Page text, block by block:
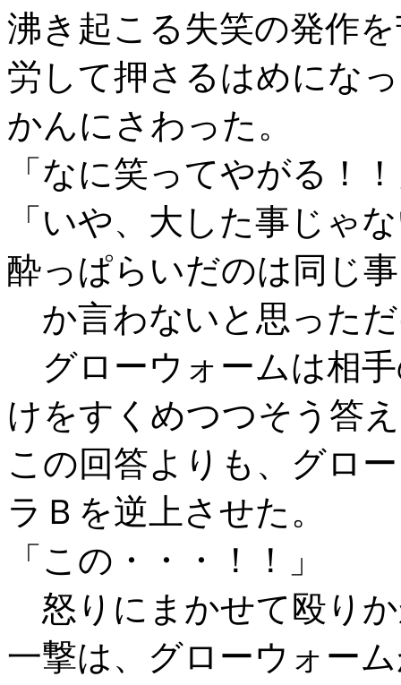
沸き起こる失笑の発作
労して押さるはめにな
かんにさわった。
「なに笑ってやがる！
「いや、大した事じゃ
酔っぱらいだのは同じ
か言わないと思った
グローウォームは相
けをすくめつつそう答
この回答よりも、グロ
ラＢを逆上させた。
「この・・・！！」
怒りにまかせて殴り
一撃は、グローウォー